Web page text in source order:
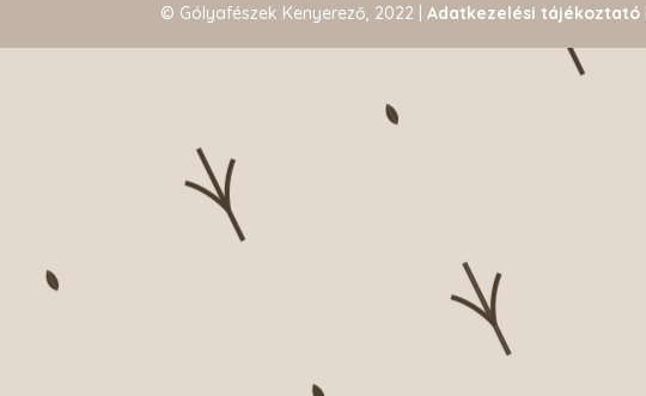
© Gólyafészek Kenyerező, 2022 |Adatkezelési tájékoztató